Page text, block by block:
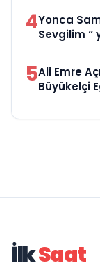
4Yonca
Sevgilim “
5Ali Emre
Büyükelçi
İlkSaat